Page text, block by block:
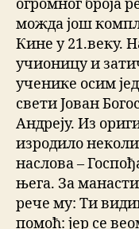
огромног броја
можда још
Кине у 21.веку.
учионицу и
ученике осим
свети Јован
Андреју. Из
изродило
наслова –
њега. За
рече му: Ти
помоћ: јер се